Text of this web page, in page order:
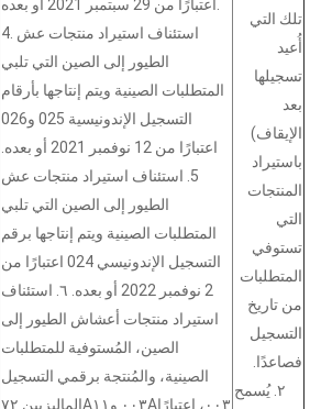
4. استئناف استيراد منتجات عش
الطيور إلى الصين التي تلبي
المتطلبات الصينية ويتم إنتاجها بأرقام
التسجيل الإندونيسية 025 و026
اعتبارًا من 12 نوفمبر 2021 أو بعده.
5. استئناف استيراد منتجات عش
الطيور إلى الصين التي تلبي
المتطلبات الصينية ويتم إنتاجها برقم
التسجيل الإندونيسي 024 اعتبارًا من
2 نوفمبر 2022 أو بعده. ٦. استئناف
استيراد منتجات أعشاش الطيور إلى
الصين، المُستوفية للمتطلبات
الصينية، والمُنتجة برقمي التسجيل
الماليزيين ٧٢A٠٠٣ و١١A٠٠٣، اعتبارًا
تلك التي
أُعيد
تسجيلها
بعد
الإيقاف)
باستيراد
المنتجات
التي
تستوفي
المتطلبات
من تاريخ
التسجيل
فصاعدًا.
٢. يُسمح